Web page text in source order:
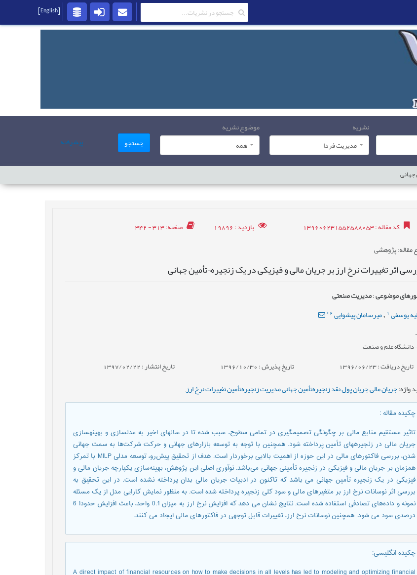
نشریه
مدیریت فردا
موضوع نشریه
همه
جستجو پیشرفته
جهانی
کد مقاله: 139606231552588053 بازدید: 19896 صفحه: 313 - 342
مقاله: پژوهشی
اثر تغییرات نرخ ارز بر جریان مالی و فیزیکی در یک زنجیره¬تأمین جهانی
موضوعی:مدیریت صنعتی
یوسفی 1
,میرسامان پیشوایی2
*
دانشگاه علم و صنعت
تاریخ دریافت : 1396/06/23 تاریخ پذیرش : 1396/10/30 تاریخ انتشار : 1397/02/22
واژه:جریان مالی جریان پول نقد زنجیره‌تأمین جهانی مدیریت زنجیره‌تأمین تغییرات نرخ ارز,
چکیده مقاله:
تاثیر مستقیم منابع مالی بر چگونگی تصمیمگیری در تمامی سطوح، سبب شده تا در سالهای اخیر به مدلسازی و بهینهسازی
جریان مالی در زنجیرههای تأمین پرداخته شود. همچنین با توجه به توسعه بازارهای جهانی و حرکت شرکت‌ها به سمت جهانی
شدن، بررسی فاکتورهای مالی در این حوزه از اهمیت بالایی برخوردار است. هدف از تحقیق پیش‌رو، توسعه مدلی MILP با تمرکز
همزمان بر جریان مالی و فیزیکی در زنجیره تأمینی جهانی می‌باشد. نوآوری اصلی این پژوهش، بهینه‌سازی یکپارچه جریان مالی و
فیزیکی در یک زنجیره‌ تأمین جهانی می باشد که تا‌‌کنون در ادبیات جریان مالی بدان پرداخته نشده است. در این تحقیق به
بررسی اثر نوسانات نرخ ارز بر متغیرهای مالی و سود کلی زنجیره پرداخته شده است. به منظور نمایش کارایی مدل از یک مسئله
نمونه و داده‌های تصادفی استفاده شده است. نتایج نشان می دهد که افزایش نرخ ارز به میزان 0.1 واحد، باعث افزایش حدودا 6
درصدی سود می شود. همچنین نوسانات نرخ ارز، تغییرات قابل توجهی در فاکتورهای مالی ایجاد می کنند.
چکیده انگلیسی:
A direct impact of financial resources on how to make decisions in all levels has led to modeling and optimizing financial
[English]